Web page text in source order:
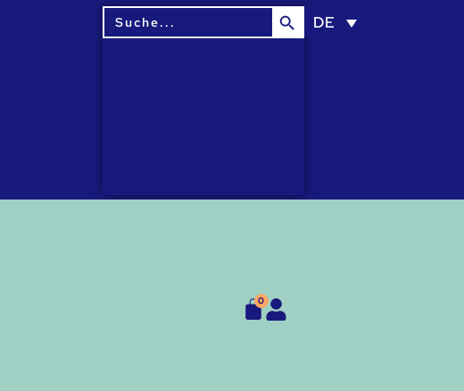
Search
for:
Search Button
DE
0